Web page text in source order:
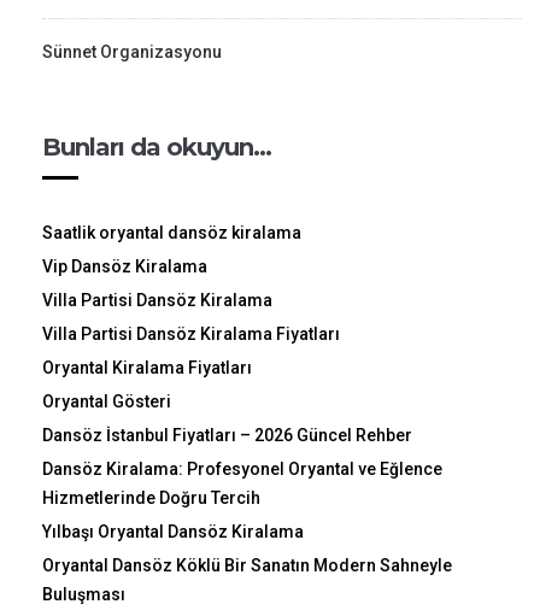
Sünnet Organizasyonu
Bunları da okuyun…
Saatlik oryantal dansöz kiralama
Vip Dansöz Kiralama
Villa Partisi Dansöz Kiralama
Villa Partisi Dansöz Kiralama Fiyatları
Oryantal Kiralama Fiyatları
Oryantal Gösteri
Dansöz İstanbul Fiyatları – 2026 Güncel Rehber
Dansöz Kiralama: Profesyonel Oryantal ve Eğlence
Hizmetlerinde Doğru Tercih
Yılbaşı Oryantal Dansöz Kiralama
Oryantal Dansöz Köklü Bir Sanatın Modern Sahneyle
Buluşması